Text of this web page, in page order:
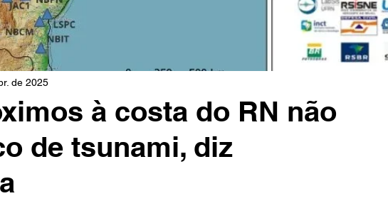
à costa do RN não
de tsunami, diz
de 2025